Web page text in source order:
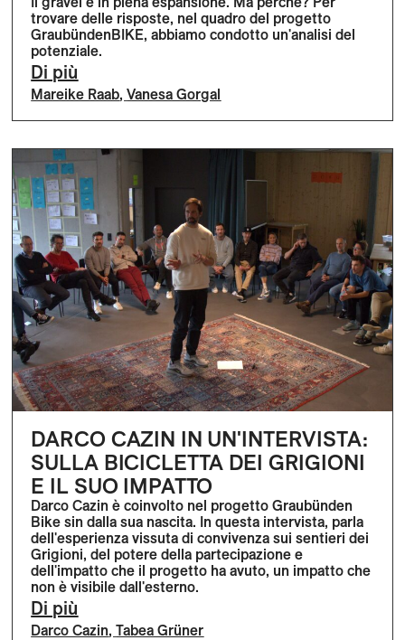
trovare delle risposte, nel quadro del progetto
GraubündenBIKE, abbiamo condotto un'analisi del
potenziale.
Di più
Mareike Raab,Vanesa Gorgal
DARCO CAZIN IN UN'INTERVISTA:
SULLA BICICLETTA DEI GRIGIONI
E IL SUO IMPATTO
Darco Cazin è coinvolto nel progetto Graubünden
Bike sin dalla sua nascita. In questa intervista, parla
dell'esperienza vissuta di convivenza sui sentieri dei
Grigioni, del potere della partecipazione e
dell'impatto che il progetto ha avuto, un impatto che
non è visibile dall'esterno.
Di più
Darco Cazin,Tabea Grüner